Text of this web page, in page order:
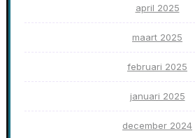
april 2025
maart 2025
februari 2025
januari 2025
december 2024